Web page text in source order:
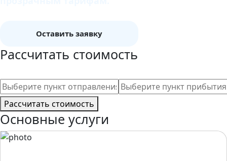
Оставить заявку
Рассчитать стоимость
Рассчитать стоимость
Основные услуги